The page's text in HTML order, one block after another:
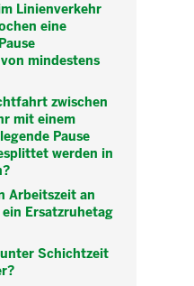
Linienverkehr
eine
mindestens
zwischen
mit einem
Pause
werden in
Arbeitszeit an
Ersatzruhetag
Schichtzeit